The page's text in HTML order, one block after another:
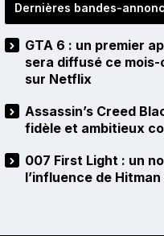
Dernières bandes-
GTA 6 : un premier
sera diffusé ce
sur Netflix
Assassin’s Creed
fidèle et ambitieux
007 First Light : un
l’influence de